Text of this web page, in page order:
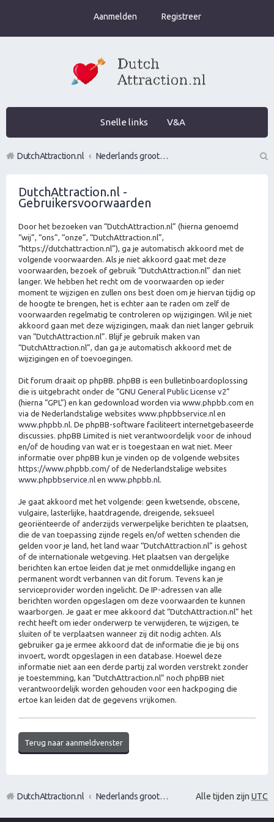
Aanmelden Registreer
Snelle links V&A
DutchAttraction.nl
Nederlands grootste Dutch Attraction, Lifestyle, Vrouwen versieren en Pick-Up (PUA) Forum
DutchAttraction.nl -
Gebruikersvoorwaarden
Door het bezoeken van “DutchAttraction.nl” (hierna genoemd
“wij”, “ons”, “onze”, “DutchAttraction.nl”,
“https://dutchattraction.nl”), ga je automatisch akkoord met de
volgende voorwaarden. Als je niet akkoord gaat met deze
voorwaarden, bezoek of gebruik “DutchAttraction.nl” dan niet
langer. We hebben het recht om de voorwaarden op ieder
moment te wijzigen en zullen ons best doen om je hiervan tijdig op
de hoogte te brengen, het is echter aan te raden om zelf de
voorwaarden regelmatig te controleren op wijzigingen. Wil je niet
akkoord gaan met deze wijzigingen, maak dan niet langer gebruik
van “DutchAttraction.nl”. Blijf je gebruik maken van
“DutchAttraction.nl”, dan ga je automatisch akkoord met de
wijzigingen en of toevoegingen.
Dit forum draait op phpBB. phpBB is een bulletinboardoplossing
die is uitgebracht onder de “GNU General Public License v2”
(hierna “GPL”) en kan gedownload worden via www.phpbb.com en
via de Nederlandstalige websites www.phpbbservice.nl en
www.phpbb.nl. De phpBB-software faciliteert internetgebaseerde
discussies. phpBB Limited is niet verantwoordelijk voor de inhoud
en/of de houding van wat er is toegestaan en wat niet. Meer
informatie over phpBB kun je vinden op de volgende websites
https://www.phpbb.com/ of de Nederlandstalige websites
www.phpbbservice.nl en www.phpbb.nl.
Je gaat akkoord met het volgende: geen kwetsende, obscene,
vulgaire, lasterlijke, haatdragende, dreigende, seksueel
georiënteerde of anderzijds verwerpelijke berichten te plaatsen,
die de van toepassing zijnde regels en/of wetten schenden die
gelden voor je land, het land waar “DutchAttraction.nl” is gehost
of de internationale wetgeving. Het plaatsen van dergelijke
berichten kan ertoe leiden dat je met onmiddellijke ingang en
permanent wordt verbannen van dit forum. Tevens kan je
serviceprovider worden ingelicht. De IP-adressen van alle
berichten worden opgeslagen om deze voorwaarden te kunnen
waarborgen. Je gaat er mee akkoord dat “DutchAttraction.nl” het
recht heeft om ieder onderwerp te verwijderen, te wijzigen, te
sluiten of te verplaatsen wanneer zij dit nodig achten. Als
gebruiker ga je ermee akkoord dat de informatie die je bij ons
invoert, wordt opgeslagen in een database. Hoewel deze
informatie niet aan een derde partij zal worden verstrekt zonder
je toestemming, kan “DutchAttraction.nl” noch phpBB niet
verantwoordelijk worden gehouden voor een hackpoging die
ertoe kan leiden dat de gegevens vrijkomen.
Terug naar aanmeldvenster
Alle tijden zijn UTC
DutchAttraction.nl Nederlands grootste Dutch Attraction, Lifestyle, Vrouwen versieren en Pick-Up (PUA) Forum